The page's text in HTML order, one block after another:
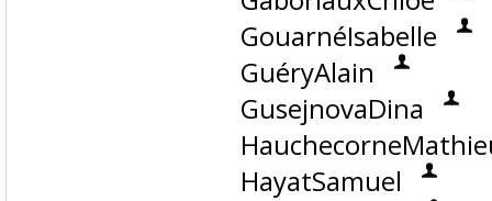
GouarnéIsabelle
GuéryAlain
GusejnovaDina
HayatSamuel